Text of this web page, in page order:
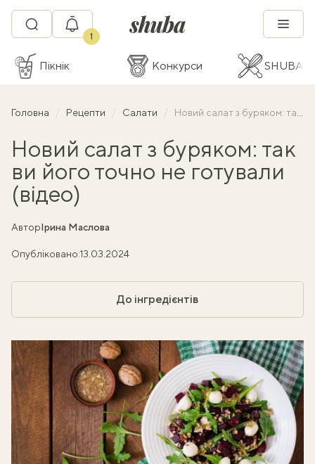
1
Пікнік Конкурси SHUBA
Головна Рецепти Салати Новий салат з буряком: так ви його точно не готували (відео)
Новий салат з буряком: так
ви його точно не готували
(відео)
АвторІрина Маслова
Опубліковано:13.03.2024
До інгредієнтів